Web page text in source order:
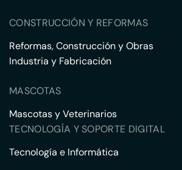
CONSTRUCCIÓN Y REFORMAS
Reformas, Construcción y Obras
Industria y Fabricación
MASCOTAS
Mascotas y Veterinarios
TECNOLOGÍA Y SOPORTE DIGITAL
Tecnología e Informática